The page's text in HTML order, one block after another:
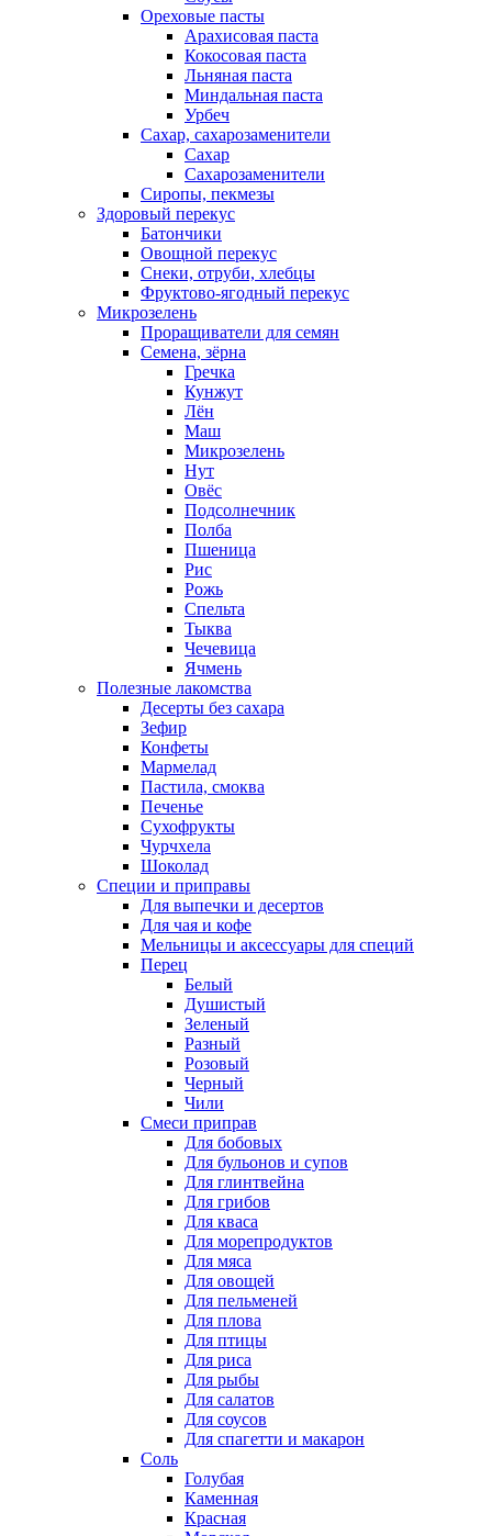
Ореховые пасты
Арахисовая паста
Кокосовая паста
Льняная паста
Миндальная паста
Урбеч
Сахар, сахарозаменители
Сахар
Сахарозаменители
Сиропы, пекмезы
Здоровый перекус
Батончики
Овощной перекус
Снеки, отруби, хлебцы
Фруктово-ягодный перекус
Микрозелень
Проращиватели для семян
Семена, зёрна
Гречка
Кунжут
Лён
Маш
Микрозелень
Нут
Овёс
Подсолнечник
Полба
Пшеница
Рис
Рожь
Спельта
Тыква
Чечевица
Ячмень
Полезные лакомства
Десерты без сахара
Зефир
Конфеты
Мармелад
Пастила, смоква
Печенье
Сухофрукты
Чурчхела
Шоколад
Специи и приправы
Для выпечки и десертов
Для чая и кофе
Мельницы и аксессуары для специй
Перец
Белый
Душистый
Зеленый
Разный
Розовый
Черный
Чили
Смеси приправ
Для бобовых
Для бульонов и супов
Для глинтвейна
Для грибов
Для кваса
Для морепродуктов
Для мяса
Для овощей
Для пельменей
Для плова
Для птицы
Для риса
Для рыбы
Для салатов
Для соусов
Для спагетти и макарон
Соль
Голубая
Каменная
Красная